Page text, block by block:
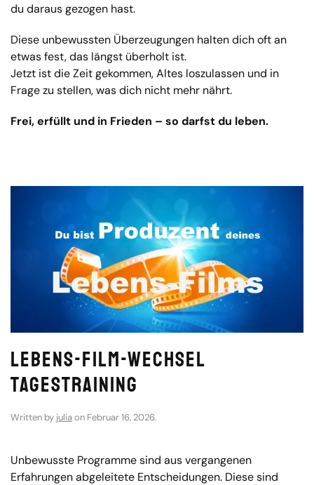
du daraus gezogen hast.
Diese unbewussten Überzeugungen halten dich oft an
etwas fest, das längst überholt ist.
Jetzt ist die Zeit gekommen, Altes loszulassen und in
Frage zu stellen, was dich nicht mehr nährt.
Frei, erfüllt und in Frieden – so darfst du leben.
Lebens-Film-Wechsel
Tagestraining
Written by juliaon Februar 16, 2026.
Unbewusste Programme sind aus vergangenen
Erfahrungen abgeleitete Entscheidungen. Diese sind